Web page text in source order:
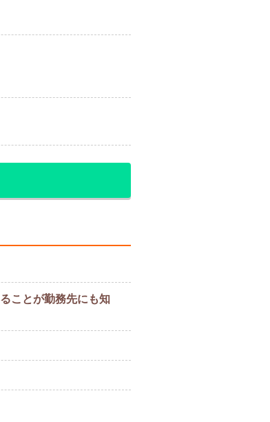
ことが勤務先にも知